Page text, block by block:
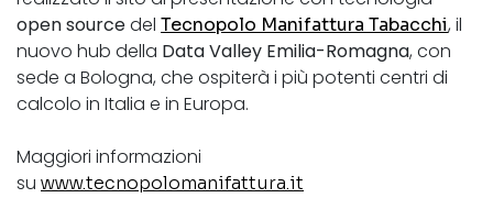
open sourcedel Tecnopolo Manifattura Tabacchi, il
nuovo hub della Data Valley Emilia-Romagna, con
sede a Bologna, che ospiterà i più potenti centri di
calcolo in Italia e in Europa.
Maggiori informazioni
su www.tecnopolomanifattura.it